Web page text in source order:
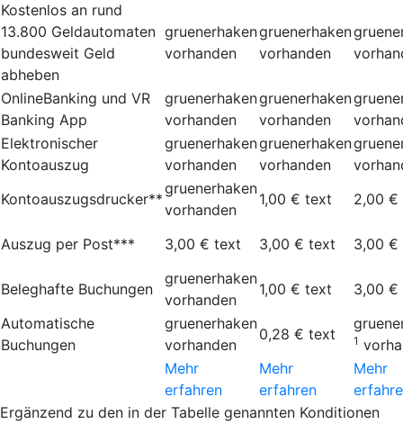
Kostenlos an rund
13.800 Geldautomaten
bundesweit Geld
abheben
gruenerhaken
vorhanden
gruenerhaken
vorhanden
OnlineBanking und VR
Banking App
gruenerhaken
vorhanden
gruenerhaken
vorhanden
Elektronischer
Kontoauszug
gruenerhaken
vorhanden
gruenerhaken
vorhanden
Kontoauszugsdrucker**
gruenerhaken
vorhanden
1,00 € text 2,00 €
Auszug per Post*** 3,00 € text 3,00 € text 3,00 €
Beleghafte Buchungen
gruenerhaken
vorhanden
1,00 € text
3,00 €
Automatische
Buchungen
gruenerhaken
vorhanden
0,28 € text 1
Mehr
erfahren
Mehr
erfahren
Mehr
Ergänzend zu den in der Tabelle genannten Konditionen